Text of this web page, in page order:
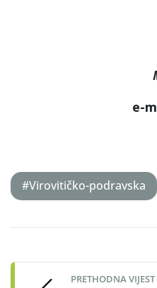
e-
#Virovitičko-podravska
navigation
PRETHODNA VIJEST